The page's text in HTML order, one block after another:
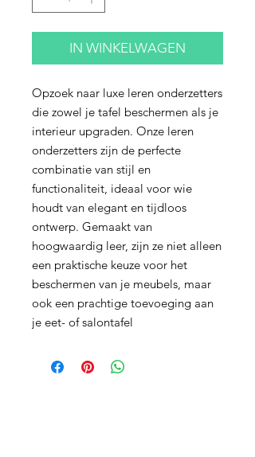
IN WINKELWAGEN
Opzoek naar luxe leren onderzetters
die zowel je tafel beschermen als je
interieur upgraden. Onze leren
onderzetters zijn de perfecte
combinatie van stijl en
functionaliteit, ideaal voor wie
houdt van elegant en tijdloos
ontwerp. Gemaakt van
hoogwaardig leer, zijn ze niet alleen
een praktische keuze voor het
beschermen van je meubels, maar
ook een prachtige toevoeging aan
je eet- of salontafel